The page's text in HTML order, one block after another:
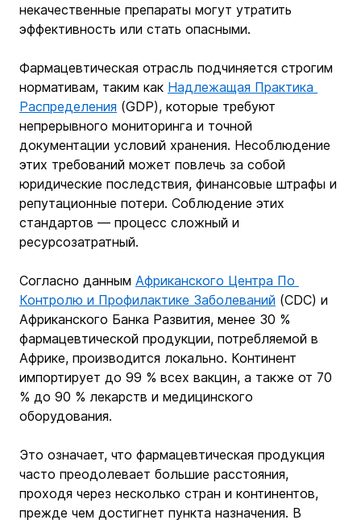
некачественные препараты могут утратить
эффективность или стать опасными.
Фармацевтическая отрасль подчиняется строгим
нормативам, таким как Надлежащая Практика
Распределения (GDP), которые требуют
непрерывного мониторинга и точной
документации условий хранения. Несоблюдение
этих требований может повлечь за собой
юридические последствия, финансовые штрафы и
репутационные потери. Соблюдение этих
стандартов — процесс сложный и
ресурсозатратный.
Согласно данным Африканского Центра По
Контролю и Профилактике Заболеваний (CDC) и
Африканского Банка Развития, менее 30 %
фармацевтической продукции, потребляемой в
Африке, производится локально. Континент
импортирует до 99 % всех вакцин, а также от 70
% до 90 % лекарств и медицинского
оборудования.
Это означает, что фармацевтическая продукция
часто преодолевает большие расстояния,
проходя через несколько стран и континентов,
прежде чем достигнет пункта назначения. В